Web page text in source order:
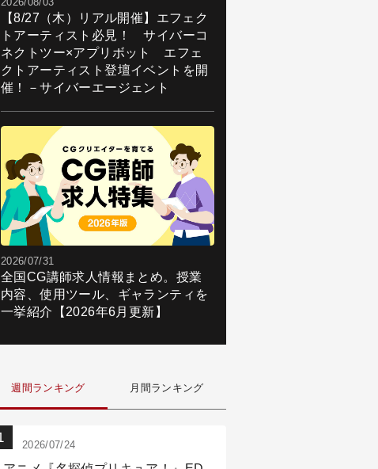
【8/27（木）リアル開催】エフェク
トアーティスト必見！ サイバーコ
ネクトツー×アプリボット エフェ
クトアーティスト登壇イベントを開
催！－サイバーエージェント
2026/07/31
全国CG講師求人情報まとめ。授業
内容、使用ツール、ギャランティを
一挙紹介【2026年6月更新】
週間ランキング 月間ランキング
2026/07/24